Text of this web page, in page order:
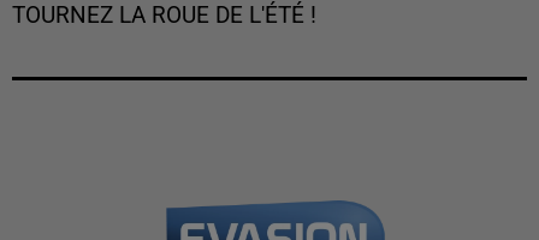
TOURNEZ LA ROUE DE L'ÉTÉ !